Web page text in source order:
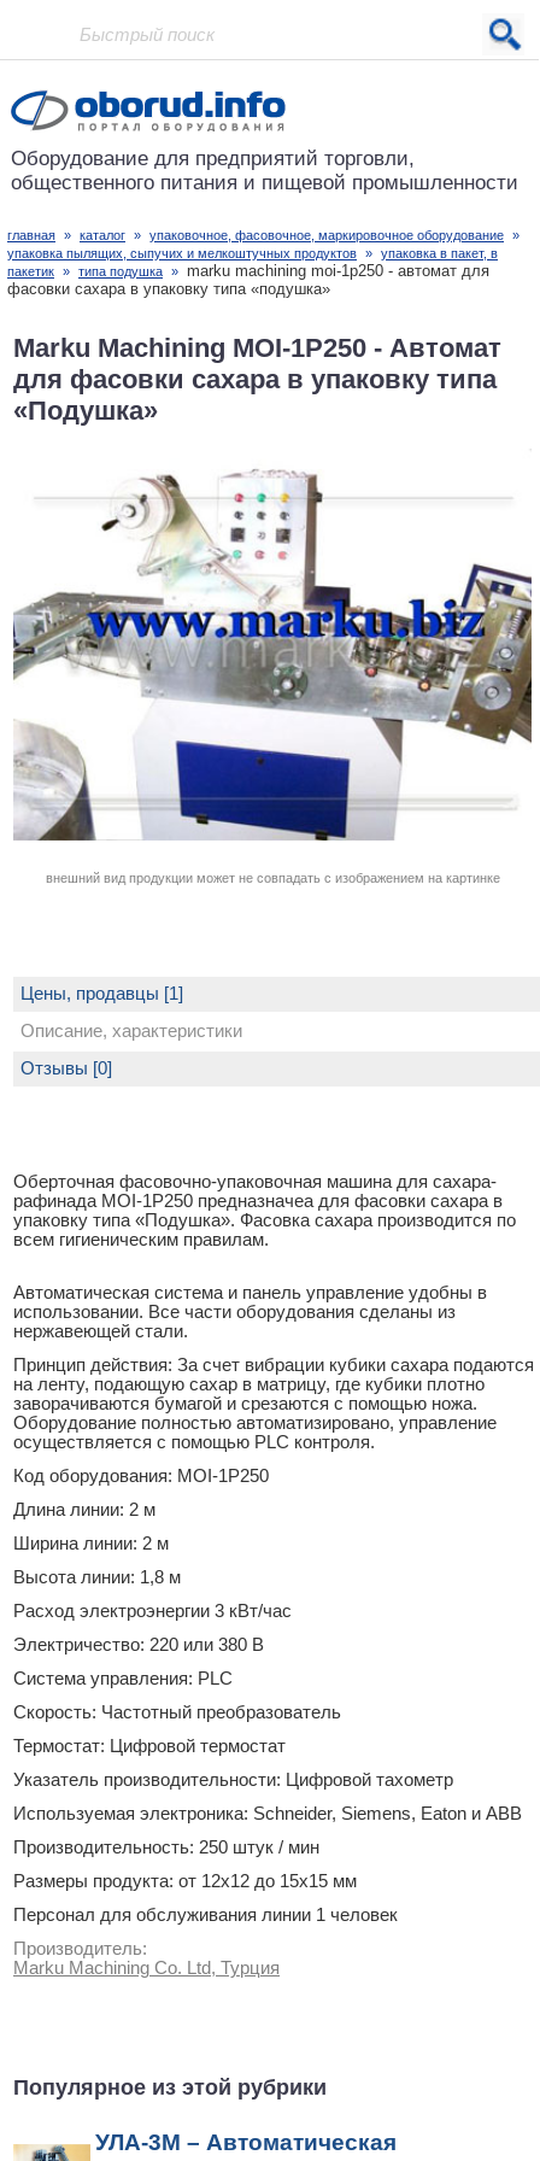
Проект основан в 2001 году
Оборудование для предприятий торговли,
общественного питания и пищевой промышленности
главная » каталог » упаковочное, фасовочное, маркировочное оборудование »
упаковка пылящих, сыпучих и мелкоштучных продуктов » упаковка в пакет, в
пакетик » типа подушка » marku machining moi-1p250 - автомат для
фасовки сахара в упаковку типа «подушка»
Marku Machining MOI-1P250 - Автомат
для фасовки сахара в упаковку типа
«Подушка»
внешний вид продукции может не совпадать с изображением на картинке
Цены, продавцы [1]
Описание, характеристики
Оберточная фасовочно-упаковочная машина для сахара-
рафинада MOI-1P250 предназначеа для фасовки сахара в
упаковку типа «Подушка». Фасовка сахара производится по
всем гигиеническим правилам.
Автоматическая система и панель управление удобны в
использовании. Все части оборудования сделаны из
нержавеющей стали.
Принцип действия: За счет вибрации кубики сахара подаются
на ленту, подающую сахар в матрицу, где кубики плотно
заворачиваются бумагой и срезаются с помощью ножа.
Оборудование полностью автоматизировано, управление
осуществляется с помощью PLC контроля.
Код оборудования: MOI-1P250
Длина линии: 2 м
Ширина линии: 2 м
Высота линии: 1,8 м
Расход электроэнергии 3 кВт/час
Электричество: 220 или 380 В
Система управления: PLC
Скорость: Частотный преобразователь
Термостат: Цифровой термостат
Указатель производительности: Цифровой тахометр
Используемая электроника: Schneider, Siemens, Eaton и ABB
Производительность: 250 штук / мин
Размеры продукта: от 12х12 до 15х15 мм
Персонал для обслуживания линии 1 человек
Производитель:
Marku Machining Co. Ltd, Турция
Отзывы [0]
Популярное из этой рубрики
УЛА-3М – Автоматическая